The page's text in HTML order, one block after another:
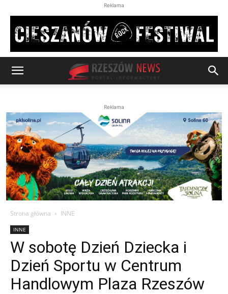
Reklama
Reklama
Strona główna INNE
INNE
W sobotę Dzień Dziecka i
Dzień Sportu w Centrum
Handlowym Plaza Rzeszów